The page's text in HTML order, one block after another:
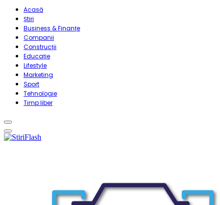
Acasă
Știri
Business & Finanțe
Companii
Construcții
Educație
Lifestyle
Marketing
Sport
Tehnologie
Timp liber